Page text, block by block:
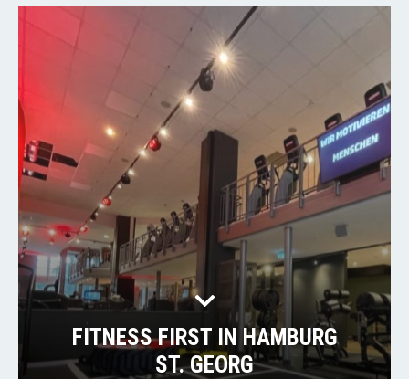
FITNESS FIRST IN HAMBURG
ST. GEORG